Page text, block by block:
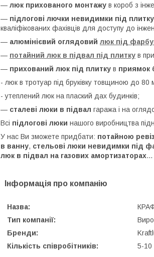
— люк прихованого монтажу в короб з
— підлогові лючки невидимки під плитку
кваліфікованих фахівців для доступу до
— алюмінієвий оглядовий люк під
— потайний люк в підвал під плитку в
— прихований люк під плитку в приямок
- люк в тротуар під бруківку товщиною до 80
- утеплений люк на плаский дах будинків;
— сталеві люки в підвал гаража і на
Всі підлогові люки нашого виробництва
У нас Ви зможете придбати: потайною
в ванну, стельові люки невидимки під
люк в підвал на газових амортизаторах...
Інформація про компанію
Назва:
Тип компанії:
Бренди:
Кількість співробітників:
5-10